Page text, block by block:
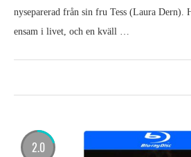
nyseparerad från sin fru Tess (Laura Dern).
ensam i livet, och en kväll …
2.0